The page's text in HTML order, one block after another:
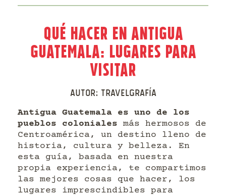
Qué hacer en Antigua
Guatemala: Lugares para
visitar
Autor: Travelgrafía
Antigua Guatemala es uno de los
pueblos coloniales más hermosos de
Centroamérica, un destino lleno de
historia, cultura y belleza. En
esta guía, basada en nuestra
propia experiencia, te compartimos
las mejores cosas que hacer, los
lugares imprescindibles para